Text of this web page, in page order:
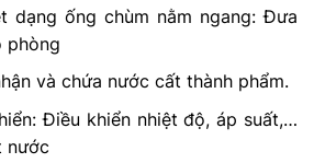
dạng ống chùm nằm ngang: Đưa
phòng
và chứa nước cất thành phẩm.
Điều khiển nhiệt độ, áp suất,…
nước